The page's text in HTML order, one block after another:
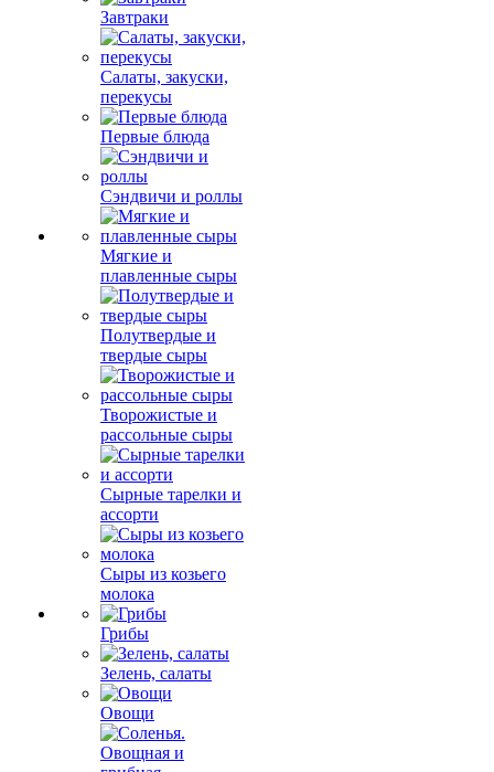
Завтраки
Салаты, закуски,
перекусы
Первые блюда
Сэндвичи и роллы
Мягкие и
плавленные сыры
Полутвердые и
твердые сыры
Творожистые и
рассольные сыры
Сырные тарелки и
ассорти
Сыры из козьего
молока
Грибы
Зелень, салаты
Овощи